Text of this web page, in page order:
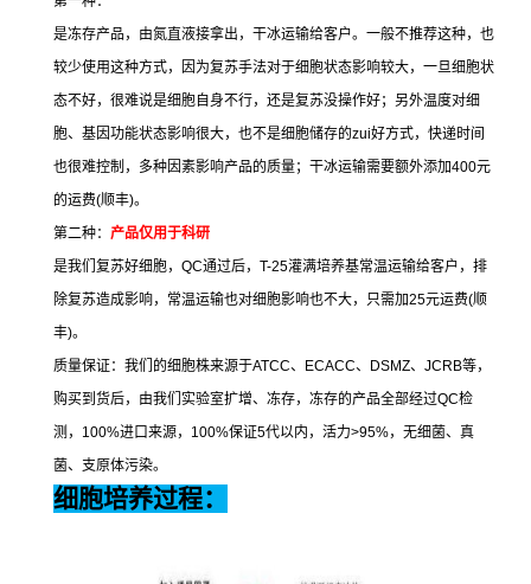
是冻存产品，由氮直液接拿出，干冰运输给客户。一般不推荐这种，也
较少使用这种方式，因为复苏手法对于细胞状态影响较大，一旦细胞状
态不好，很难说是细胞自身不行，还是复苏没操作好；另外温度对细
胞、基因功能状态影响很大，也不是细胞储存的zui好方式，快递时间
也很难控制，多种因素影响产品的质量；干冰运输需要额外添加400元
的运费(顺丰)。
第二种： 产品仅用于科研
是我们复苏好细胞， QC通过后， T-25灌满培养基常温运输给客户，排
除复苏造成影响，常温运输也对细胞影响也不大，只需加25元运费(顺
丰)。
质量保证：我们的细胞株来源于ATCC、 ECACC、 DSMZ、 JCRB等，
购买到货后，由我们实验室扩增、冻存，冻存的产品全部经过QC检
测， 100%进口来源， 100%保证5代以内，活力>95%，无细菌、真
菌、支原体污染。
细胞培养过程：